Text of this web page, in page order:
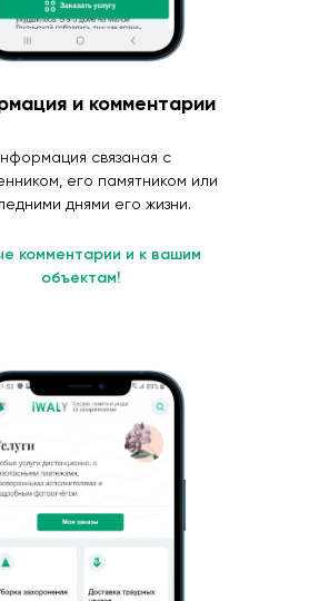
и комментарии
связаная с
его памятником или
днями его жизни.
комментарии и к вашим
объектам!